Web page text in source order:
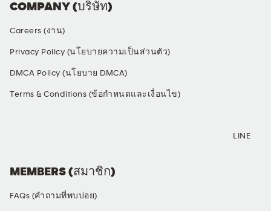
COMPANY (บริษัท)
Careers (งาน)
Privacy Policy (นโยบายความเป็นส่วนตัว)
DMCA Policy (นโยบาย DMCA)
Terms & Conditions (ข้อกำหนดและเงื่อนไข)
MEMBERS (สมาชิก)
FAQs (คำถามที่พบบ่อย)
LINE